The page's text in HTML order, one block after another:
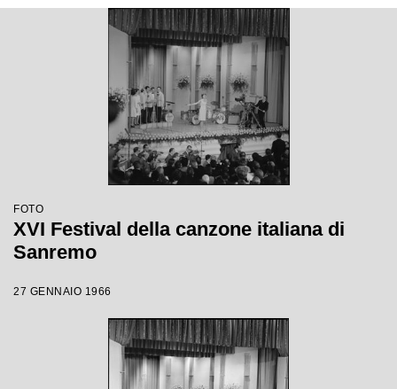
FOTO
XVI Festival della canzone italiana di
Sanremo
27 GENNAIO 1966